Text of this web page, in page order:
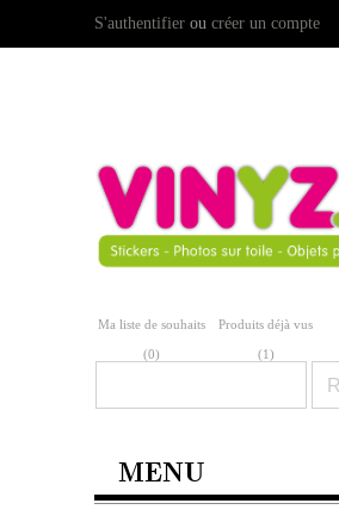
Ma liste de souhaits
(0)
Produits déjà vus
(1)
S'authentifier ou créer un compte
MENU